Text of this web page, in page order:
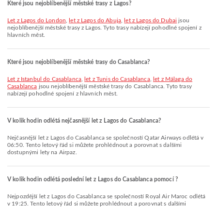
Které jsou nejoblíbenější městské trasy z Lagos?
let z Lagos do London let z Lagos do Abuja let z Lagos do Dubai jsou
nejoblíbenější městské trasy z Lagos. Tyto trasy nabízejí pohodlné spojení z
hlavních měst.
Které jsou nejoblíbenější městské trasy do Casablanca?
let z Istanbul do Casablanca, let z Tunis do Casablanca,
let z Málaga do
Casablanca jsou nejoblíbenější městské trasy do Casablanca. Tyto trasy
nabízejí pohodlné spojení z hlavních měst.
V kolik hodin odlétá nejčasnější let z Lagos do Casablanca?
Nejčasnější let z Lagos do Casablanca se společností Qatar Airways odlétá v
06:50. Tento letový řád si můžete prohlédnout a porovnat s dalšími
dostupnými lety na Airpaz.
V kolik hodin odlétá poslední let z Lagos do Casablanca pomocí ?
Nejpozdější let z Lagos do Casablanca se společností Royal Air Maroc odlétá
v 19:25. Tento letový řád si můžete prohlédnout a porovnat s dalšími